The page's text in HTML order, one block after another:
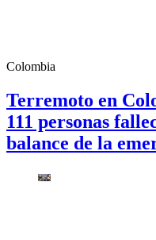
Colombia
Terremoto en
111 personas
balance de la